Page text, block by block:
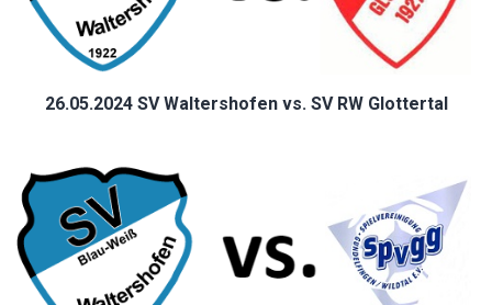
26.05.2024 SV Waltershofen vs. SV RW Glottertal